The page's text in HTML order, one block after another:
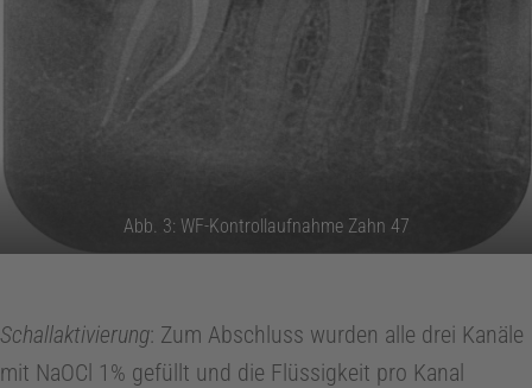
Abb. 3: WF-Kontrollaufnahme Zahn 47
Schallaktivierung: Zum Abschluss wurden alle drei Kanäle
mit NaOCl 1% gefüllt und die Flüssigkeit pro Kanal